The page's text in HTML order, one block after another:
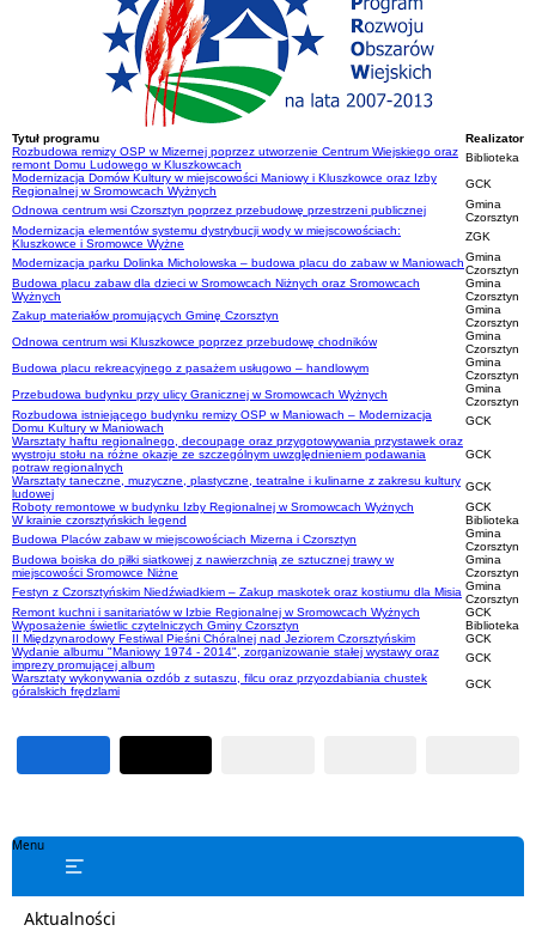
Tytuł programu
Realizator
Rozbudowa remizy OSP w Mizernej poprzez utworzenie Centrum Wiejskiego oraz
remont Domu Ludowego w Kluszkowcach
Biblioteka
Modernizacja Domów Kultury w miejscowości Maniowy i Kluszkowce oraz Izby
Regionalnej w Sromowcach Wyżnych
GCK
Odnowa centrum wsi Czorsztyn poprzez przebudowę przestrzeni publicznej
Gmina
Czorsztyn
Modernizacja elementów systemu dystrybucji wody w miejscowościach:
Kluszkowce i Sromowce Wyżne
ZGK
Modernizacja parku Dolinka Micholowska – budowa placu do zabaw w ManiowachGmina
Czorsztyn
Budowa placu zabaw dla dzieci w Sromowcach Niżnych oraz Sromowcach
Wyżnych
Gmina
Czorsztyn
Zakup materiałów promujących Gminę Czorsztyn
Gmina
Czorsztyn
Odnowa centrum wsi Kluszkowce poprzez przebudowę chodników
Gmina
Czorsztyn
Budowa placu rekreacyjnego z pasażem usługowo – handlowym
Gmina
Czorsztyn
Przebudowa budynku przy ulicy Granicznej w Sromowcach Wyżnych
Gmina
Czorsztyn
Rozbudowa istniejącego budynku remizy OSP w Maniowach – Modernizacja
Domu Kultury w Maniowach
GCK
Warsztaty haftu regionalnego, decoupage oraz przygotowywania przystawek oraz
wystroju stołu na różne okazje ze szczególnym uwzględnieniem podawania
potraw regionalnych
GCK
Warsztaty taneczne, muzyczne, plastyczne, teatralne i kulinarne z zakresu kultury
ludowej
GCK
Roboty remontowe w budynku Izby Regionalnej w Sromowcach Wyżnych
GCK
W krainie czorsztyńskich legend
Biblioteka
Budowa Placów zabaw w miejscowościach Mizerna i Czorsztyn
Gmina
Czorsztyn
Budowa boiska do piłki siatkowej z nawierzchnią ze sztucznej trawy w
miejscowości Sromowce Niżne
Gmina
Czorsztyn
Festyn z Czorsztyńskim Niedźwiadkiem – Zakup maskotek oraz kostiumu dla Misia Gmina
Czorsztyn
Remont kuchni i sanitariatów w Izbie Regionalnej w Sromowcach Wyżnych
GCK
Wyposażenie świetlic czytelniczych Gminy Czorsztyn
Biblioteka
II Międzynarodowy Festiwal Pieśni Chóralnej nad Jeziorem Czorsztyńskim
GCK
Wydanie albumu "Maniowy 1974 - 2014", zorganizowanie stałej wystawy oraz
imprezy promującej album
GCK
Warsztaty wykonywania ozdób z sutaszu, filcu oraz przyozdabiania chustek
góralskich frędzlami
GCK
Menu
Aktualności